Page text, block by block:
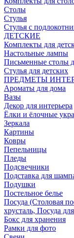
Столы
Стулья
Стулья с
ДЕТСКИЕ
Комплекты для
Настольные лампы
Письменные столы
Стулья для детских
ПРЕДМЕТЫ
Ароматы для дома
Вазы
Декор для интерьера
Ёлки и ёлочные
Зеркала
Картины
Ковры
Пепельницы
Пледы
Подсвечники
Подставка для
Подушки
Постельное белье
Посуда (Столовая
хрусталь, Посуда
Бокс для хранения
Рамки для фото